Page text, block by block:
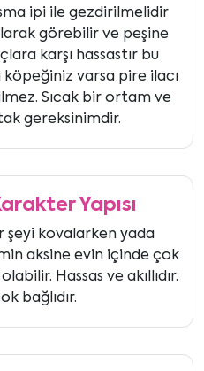
ipi ile gezdirilmelidir
görebilir ve peşine
karşı hassastır bu
varsa pire ilacı
Sıcak bir ortam ve
gereksinimdir.
Yapısı
şeyi kovalarken yada
aksine evin içinde çok
Hassas ve akıllıdır.
bağlıdır.